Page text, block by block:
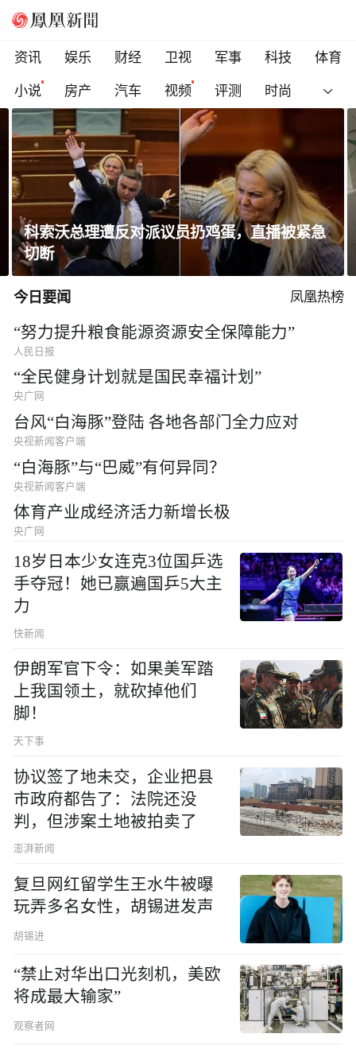
资讯 娱乐 财经 卫视 军事 科技
体育
小说
房产 汽车 视频 评测 时尚
科索沃总理遭反对派议员扔鸡蛋，直播被紧急
切断
今日要闻 凤凰热榜
“努力提升粮食能源资源安全保障能力”
人民日报
“全民健身计划就是国民幸福计划”
央广网
台风“白海豚”登陆 各地各部门全力应对
央视新闻客户端
“白海豚”与“巴威”有何异同？
央视新闻客户端
体育产业成经济活力新增长极
央广网
18岁日本少女连克3位国乒选
手夺冠！她已赢遍国乒5大主
力
快新闻
伊朗军官下令：如果美军踏
上我国领土，就砍掉他们
脚！
天下事
协议签了地未交，企业把县
市政府都告了：法院还没
判，但涉案土地被拍卖了
澎湃新闻
复旦网红留学生王水牛被曝
玩弄多名女性，胡锡进发声
胡锡进
“禁止对华出口光刻机，美欧
将成最大输家”
观察者网